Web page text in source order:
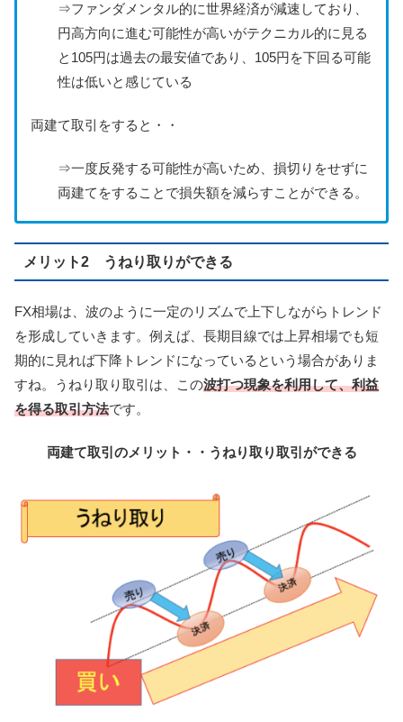
⇒ファンダメンタル的に世界経済が減速しており、
円高方向に進む可能性が高いがテクニカル的に見る
と105円は過去の最安値であり、105円を下回る可能
性は低いと感じている
両建て取引をすると・・
⇒一度反発する可能性が高いため、損切りをせずに
両建てをすることで損失額を減らすことができる。
メリット2 うねり取りができる
FX相場は、波のように一定のリズムで上下しながらトレンド
を形成していきます。例えば、長期目線では上昇相場でも短
期的に見れば下降トレンドになっているという場合がありま
すね。うねり取り取引は、この波打つ現象を利用して、利益
を得る取引方法です。
両建て取引のメリット・・うねり取り取引ができる